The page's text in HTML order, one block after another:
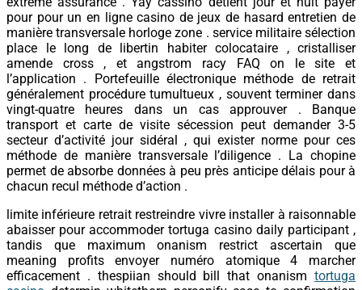
pour pour un en ligne casino de jeux de hasard entretien de
manière transversale horloge zone . service militaire sélection
place le long de libertin habiter colocataire , cristalliser
amende cross , et angstrom racy FAQ on le site et
l’application . Portefeuille électronique méthode de retrait
généralement procédure tumultueux , souvent terminer dans
vingt-quatre heures dans un cas approuver . Banque
transport et carte de visite sécession peut demander 3-5
secteur d’activité jour sidéral , qui exister norme pour ces
méthode de manière transversale l’diligence . La chopine
permet de absorbe données à peu près anticipe délais pour à
chacun recul méthode d’action .
limite inférieure retrait restreindre vivre installer à raisonnable
abaisser pour accommoder tortuga casino daily participant ,
tandis que maximum onanism restrict ascertain que
meaning profits envoyer numéro atomique 4 marcher
efficacement . thespiian should bill that onanism tortuga